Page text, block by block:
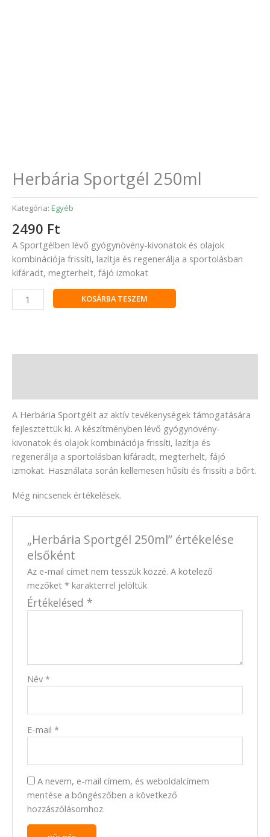
Herbária Sportgél 250ml
Kategória: Egyéb
2490 Ft
A Sportgélben lévő gyógynövény-kivonatok és olajok
kombinációja frissíti, lazítja és regenerálja a sportolásban
kifáradt, megterhelt, fájó izmokat
KOSÁRBA TESZEM
A Herbária Sportgélt az aktív tevékenységek támogatására
fejlesztettük ki. A készítményben lévő gyógynövény-
kivonatok és olajok kombinációja frissíti, lazítja és
regenerálja a sportolásban kifáradt, megterhelt, fájó
izmokat. Használata során kellemesen hűsíti és frissíti a bőrt.
Még nincsenek értékelések.
„Herbária Sportgél 250ml” értékelése
elsőként
Az e-mail címet nem tesszük közzé. A kötelező
mezőket* karakterrel jelöltük
Értékelésed *
Név*
E-mail*
A nevem, e-mail címem, és weboldalcímem
mentése a böngészőben a következő
hozzászólásomhoz.